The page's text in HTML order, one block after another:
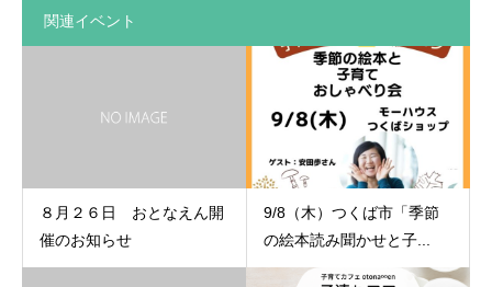
関連イベント
８月２６日 おとなえん開
催のお知らせ
9/8（木）つくば市「季節
の絵本読み聞かせと子...